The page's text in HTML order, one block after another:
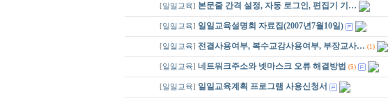
[일일교육] 본문줄 간격 설정, 자동 로그인, 편집기 기…
[일일교육] 일일교육설명회 자료집(2007년7월10일)
[일일교육] 전결사용여부, 복수교감사용여부, 부장교사… (1)
[일일교육] 네트워크주소와 넷마스크 오류 해결방법 (5)
[일일교육] 일일교육계획 프로그램 사용신청서